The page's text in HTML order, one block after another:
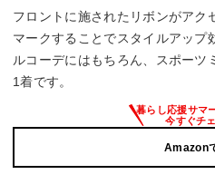
フロントに施されたリボンがアク
マークすることでスタイルアップ
ルコーデにはもちろん、スポーツ
1着です。
Amazon